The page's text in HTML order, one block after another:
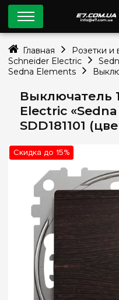
Выключатель
Electric
SDD181101
Скидка до 15%
Главная
Розетки и
Schneider Electric
Sedna Elements